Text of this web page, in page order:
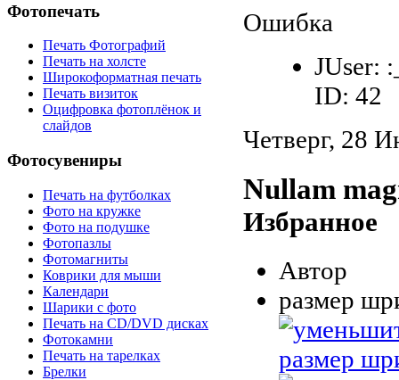
Фотопечать
Печать Фотографий
Печать на холсте
Широкоформатная печать
Печать визиток
Оцифровка фотоплёнок и
слайдов
Фотосувениры
Печать на футболках
Фото на кружке
Фото на подушке
Фотопазлы
Фотомагниты
Коврики для мыши
Календари
Шарики с фото
Печать на CD/DVD дисках
Фотокамни
Печать на тарелках
Брелки
Ошибка
JUser:
ID: 42
Четверг, 28
Nullam
Избранное
Автор
размер